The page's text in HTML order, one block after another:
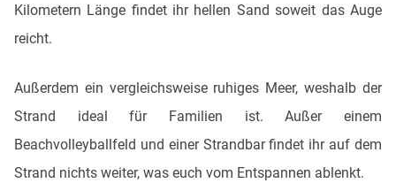
Kilometern Länge findet ihr hellen Sand soweit das Auge
reicht.
Außerdem ein vergleichsweise ruhiges Meer, weshalb der
Strand ideal für Familien ist. Außer einem
Beachvolleyballfeld und einer Strandbar findet ihr auf dem
Strand nichts weiter, was euch vom Entspannen ablenkt.